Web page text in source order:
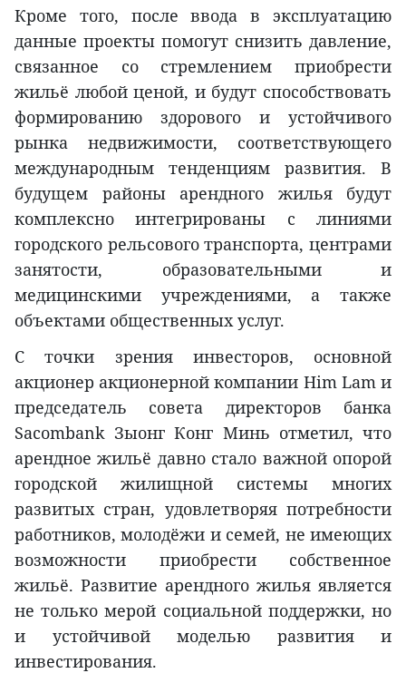
Кроме того, после ввода в эксплуатацию
данные проекты помогут снизить давление,
связанное со стремлением приобрести
жильё любой ценой, и будут способствовать
формированию здорового и устойчивого
рынка недвижимости, соответствующего
международным тенденциям развития. В
будущем районы арендного жилья будут
комплексно интегрированы с линиями
городского рельсового транспорта, центрами
занятости, образовательными и
медицинскими учреждениями, а также
объектами общественных услуг.
С точки зрения инвесторов, основной
акционер акционерной компании Him Lam и
председатель совета директоров банка
Sacombank Зыонг Конг Минь отметил, что
арендное жильё давно стало важной опорой
городской жилищной системы многих
развитых стран, удовлетворяя потребности
работников, молодёжи и семей, не имеющих
возможности приобрести собственное
жильё. Развитие арендного жилья является
не только мерой социальной поддержки, но
и устойчивой моделью развития и
инвестирования.